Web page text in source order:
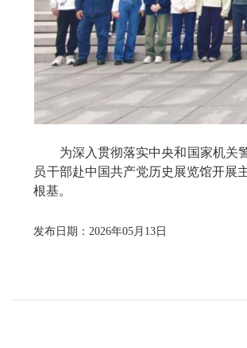
为深入贯彻落实中央和国家机关
员干部赴中国共产党历史展览馆开展
根基。
发布日期：2026年05月13日